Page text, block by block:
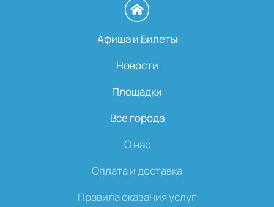
Афиша и Билеты
Новости
Площадки
Все города
О нас
Оплата и доставка
Правила оказания услуг